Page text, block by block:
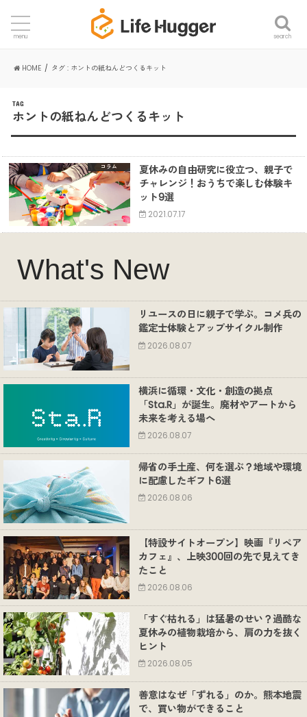
search
menu
HOME タグ : ホントの紙ねんどつくるキット
TAG
ホントの紙ねんどつくるキット
コラム
夏休みの自由研究に役立つ、親子で
チャレンジ！おうちで楽しむ体験キ
ット9選
2021.07.17
What's New
リユースの日に親子で学ぶ。コメ兵の
鑑定士体験とアップサイクル制作
2026.08.07
横浜に循環・文化・創造の拠点
「Sta.R」が誕生。廃材やアートから
未来を考える場へ
2026.08.07
帰省の手土産、何を選ぶ？地域や環境
に配慮したギフト6選
2026.08.06
【特設サイトオープン】映画『リペア
カフェ』、上映300回の先で見えてき
たこと
2026.08.06
「すぐ枯れる」は猛暑のせい？過酷な
夏休みの植物栽培から、肩の力を抜く
ヒント
2026.08.05
善意はなぜ「ずれる」のか。熊本地震
で、買い物ができること